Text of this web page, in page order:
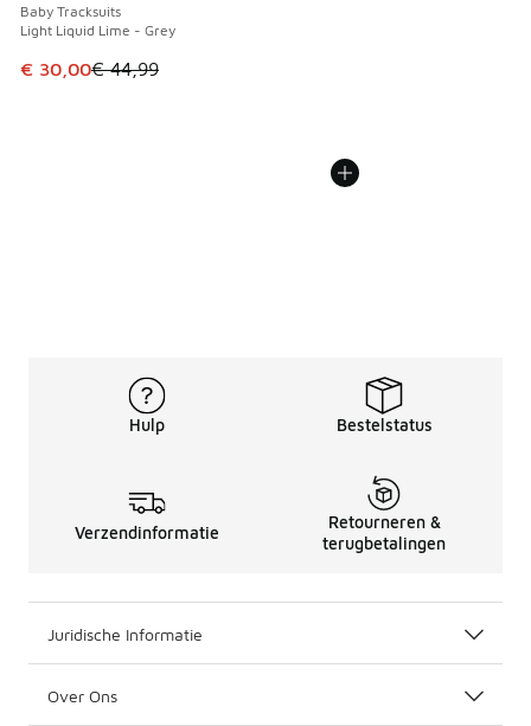
Baby Tracksuits
Light Liquid Lime - Grey
Dit artikel is in de uitverkoop. Dit artikel is in de
€ 30,00€ 44,99
Hulp Bestelstatus
Verzendinformatie
Retourneren &
terugbetalingen
Juridische Informatie
Over Ons